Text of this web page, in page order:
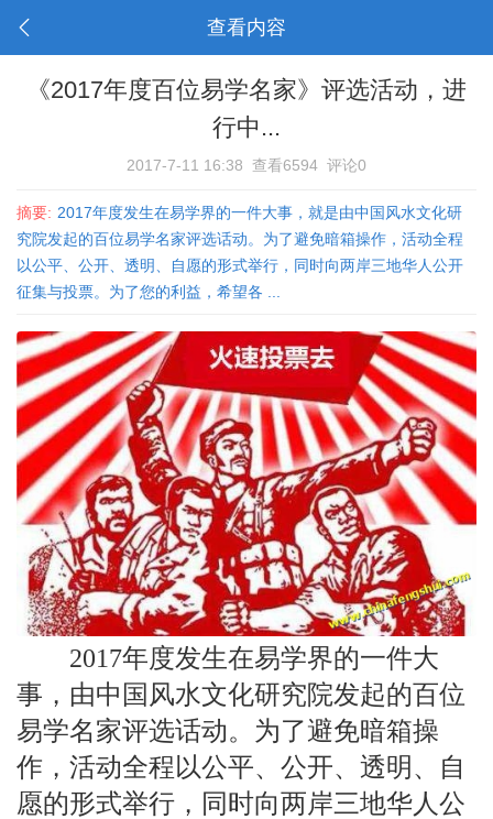
查看内容
《2017年度百位易学名家》评选活动，进
行中...
2017-7-11 16:38 查看6594 评论0
摘要: 2017年度发生在易学界的一件大事，就是由中国风水文化研
究院发起的百位易学名家评选话动。为了避免暗箱操作，活动全程
以公平、公开、透明、自愿的形式举行，同时向两岸三地华人公开
征集与投票。为了您的利益，希望各 ...
2017年度发生在易学界的一件大
事，由中国风水文化研究院发起的百位
易学名家评选话动。为了避免暗箱操
作，活动全程以公平、公开、透明、自
愿的形式举行，同时向两岸三地华人公